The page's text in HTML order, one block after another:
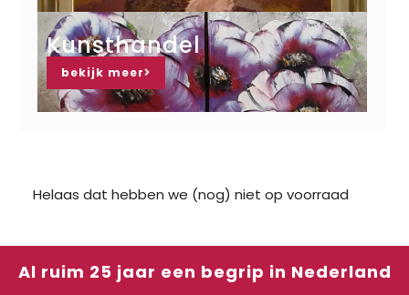
Kunsthandel
bekijk meer
Helaas dat hebben we (nog) niet op voorraad
Al ruim 25 jaar een begrip in Nederland